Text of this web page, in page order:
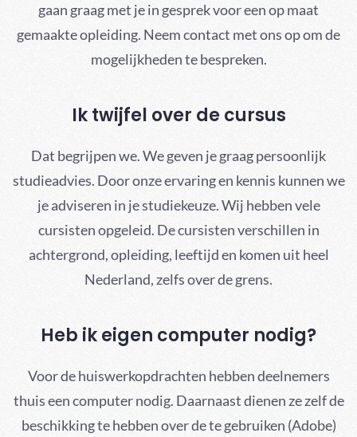
gaan graag met je in gesprek voor een op maat
gemaakte opleiding. Neem contact met ons op om de
mogelijkheden te bespreken.
Ik twijfel over de cursus
Dat begrijpen we. We geven je graag persoonlijk
studieadvies. Door onze ervaring en kennis kunnen we
je adviseren in je studiekeuze. Wij hebben vele
cursisten opgeleid. De cursisten verschillen in
achtergrond, opleiding, leeftijd en komen uit heel
Nederland, zelfs over de grens.
Heb ik eigen computer nodig?
Voor de huiswerkopdrachten hebben deelnemers
thuis een computer nodig. Daarnaast dienen ze zelf de
beschikking te hebben over de te gebruiken (Adobe)